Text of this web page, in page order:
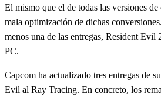
El mismo que el de todas las versiones
mala optimización de dichas
menos una de las entregas, Resident Evil
PC.
Capcom ha actualizado tres entregas de
Evil al Ray Tracing. En concreto, los